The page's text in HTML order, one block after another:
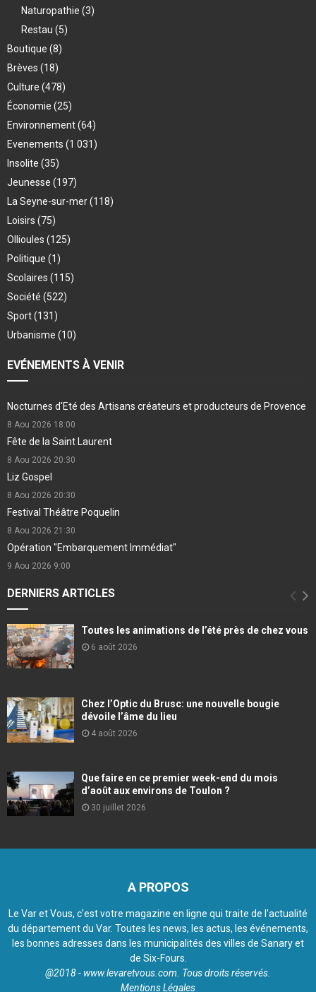
Naturopathie (3)
Restau (5)
Boutique (8)
Brèves (18)
Culture (478)
Économie (25)
Environnement(64)
Evenements (1 031)
Insolite (35)
Jeunesse (197)
La Seyne-sur-mer(118)
Loisirs (75)
Ollioules (125)
Politique (1)
Scolaires (115)
Société (522)
Sport(131)
Urbanisme (10)
EVÉNEMENTS À VENIR
Nocturnes d'Eté des Artisans créateurs et producteurs de Provence
8 Aou 2026 18:00
Fête de la Saint Laurent
8 Aou 2026 20:30
Liz Gospel
8 Aou 2026 20:30
Festival Théâtre Poquelin
8 Aou 2026 21:30
Opération "Embarquement Immédiat"
9 Aou 2026 9:00
DERNIERS ARTICLES
Toutes les animations de l’été près de chez vous
6 août 2026
Chez l’Optic du Brusc: une nouvelle bougie
dévoile l’âme du lieu
4 août 2026
Que faire en ce premier week-end du mois
d’août aux environs de Toulon ?
30 juillet 2026
A PROPOS
Le Var et Vous, c'est votre magazine en ligne qui traite de l'actualité
du département du Var. Toutes les news, les actus, les événements,
les bonnes adresses dans les municipalités des villes de Sanary et
de Six-Fours.
@2018 - www.levaretvous.com. Tous droits réservés.
Mentions Légales